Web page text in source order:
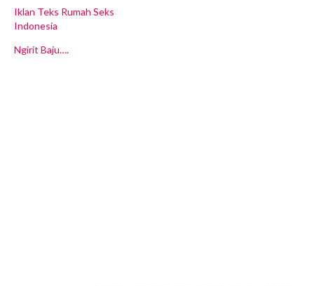
Iklan Teks Rumah Seks
Indonesia
Ngirit Baju….